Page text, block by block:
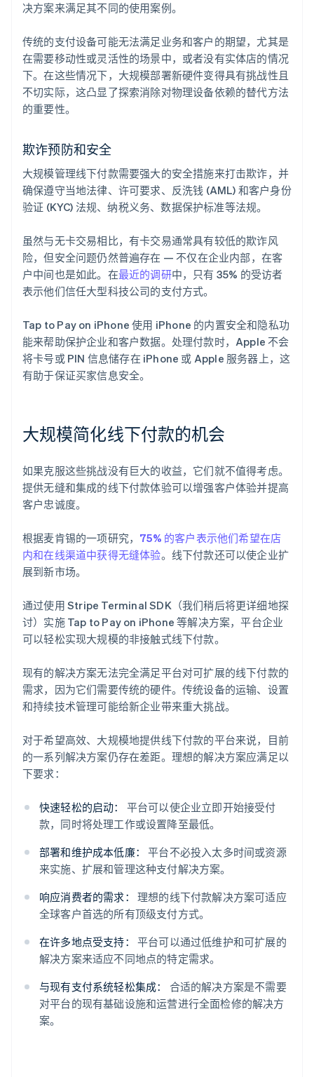
决方案来满足其不同的使用案例。
传统的支付设备可能无法满足业务和客户的期望，尤其是
在需要移动性或灵活性的场景中，或者没有实体店的情况
下。在这些情况下，大规模部署新硬件变得具有挑战性且
不切实际，这凸显了探索消除对物理设备依赖的替代方法
的重要性。
欺诈预防和安全
大规模管理线下付款需要强大的安全措施来打击欺诈，并
确保遵守当地法律、许可要求、反洗钱 (AML) 和客户身份
验证 (KYC) 法规、纳税义务、数据保护标准等法规。
虽然与无卡交易相比，有卡交易通常具有较低的欺诈风
险，但安全问题仍然普遍存在 — 不仅在企业内部，在客
户中间也是如此。在最近的调研中，只有 35% 的受访者
表示他们信任大型科技公司的支付方式。
Tap to Pay on iPhone 使用 iPhone 的内置安全和隐私功
能来帮助保护企业和客户数据。处理付款时，Apple 不会
将卡号或 PIN 信息储存在 iPhone 或 Apple 服务器上，这
有助于保证买家信息安全。
大规模简化线下付款的机会
如果克服这些挑战没有巨大的收益，它们就不值得考虑。
提供无缝和集成的线下付款体验可以增强客户体验并提高
客户忠诚度。
根据麦肯锡的一项研究， 75% 的客户表示他们希望在店
内和在线渠道中获得无缝体验。线下付款还可以使企业扩
展到新市场。
通过使用 Stripe Terminal SDK（我们稍后将更详细地探
讨）实施 Tap to Pay on iPhone 等解决方案，平台企业
可以轻松实现大规模的非接触式线下付款。
现有的解决方案无法完全满足平台对可扩展的线下付款的
需求，因为它们需要传统的硬件。传统设备的运输、设置
和持续技术管理可能给新企业带来重大挑战。
对于希望高效、大规模地提供线下付款的平台来说，目前
的一系列解决方案仍存在差距。理想的解决方案应满足以
下要求：
快速轻松的启动：
平台可以使企业立即开始接受付
款，同时将处理工作或设置降至最低。
部署和维护成本低廉：
平台不必投入太多时间或资源
来实施、扩展和管理这种支付解决方案。
响应消费者的需求：
理想的线下付款解决方案可适应
全球客户首选的所有顶级支付方式。
在许多地点受支持：
平台可以通过低维护和可扩展的
解决方案来适应不同地点的特定需求。
与现有支付系统轻松集成：
合适的解决方案是不需要
对平台的现有基础设施和运营进行全面检修的解决方
案。